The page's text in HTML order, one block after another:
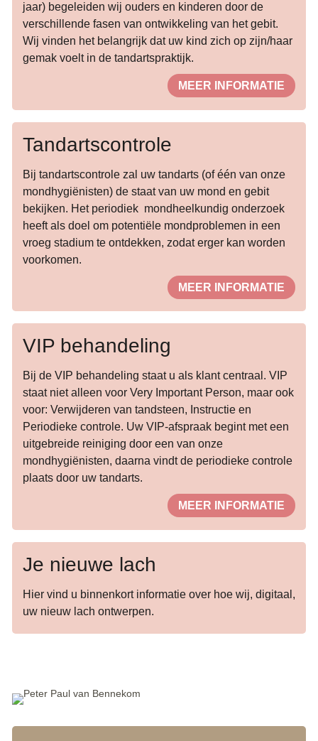
jaar) begeleiden wij ouders en kinderen door de
verschillende fasen van ontwikkeling van het gebit.
Wij vinden het belangrijk dat uw kind zich op zijn/haar
gemak voelt in de tandartspraktijk.
MEER INFORMATIE
Tandartscontrole
Bij tandartscontrole zal uw tandarts (of één van onze
mondhygiënisten) de staat van uw mond en gebit
bekijken. Het periodiek mondheelkundig onderzoek
heeft als doel om potentiële mondproblemen in een
vroeg stadium te ontdekken, zodat erger kan worden
voorkomen.
MEER INFORMATIE
VIP behandeling
Bij de VIP behandeling staat u als klant centraal. VIP
staat niet alleen voor Very Important Person, maar ook
voor: Verwijderen van tandsteen, Instructie en
Periodieke controle. Uw VIP-afspraak begint met een
uitgebreide reiniging door een van onze
mondhygiënisten, daarna vindt de periodieke controle
plaats door uw tandarts.
MEER INFORMATIE
Je nieuwe lach
Hier vind u binnenkort informatie over hoe wij, digitaal,
uw nieuw lach ontwerpen.